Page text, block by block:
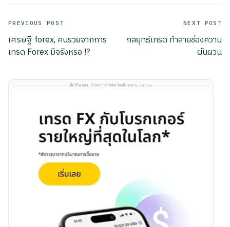
Post
navigation
PREVIOUS POST
เศรษฐี forex, คนรวยจากการ
เทรด Forex มีจริงหรอ !?
NEXT POST
กลยุทธ์เทรด ทำลายช่องความ
ผันผวน
พื้นที่โฆษณา · ผ่านการตรวจสอบโดยทีมงาน Forexinthai